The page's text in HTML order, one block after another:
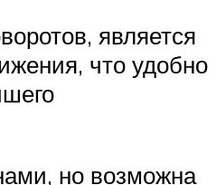
является
что удобно
но возможна